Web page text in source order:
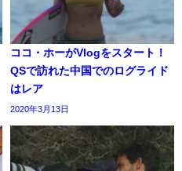
ココ・ホーがVlogをスタート！
QSで訪れた中国でのログライド
はレア
2020年3月13日